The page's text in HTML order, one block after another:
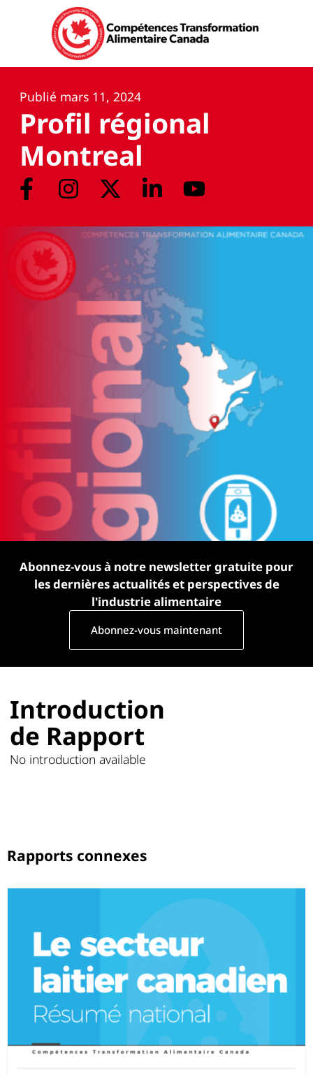
Publié mars 11, 2024
Profil régional
Montreal
Abonnez-vous à notre newsletter gratuite pour
les dernières actualités et perspectives de
l'industrie alimentaire
Abonnez-vous maintenant
Introduction
de Rapport
No introduction available
Rapports connexes